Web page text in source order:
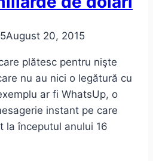
August 20, 2015
plătesc pentru nişte
nu au nici o legătură cu
ar fi WhatsUp, o
instant pe care
la începutul anului 16